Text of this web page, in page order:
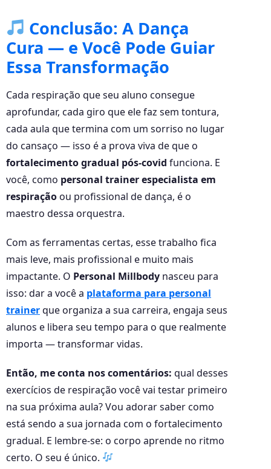
Conclusão: A Dança
Cura — e Você Pode Guiar
Essa Transformação
Cada respiração que seu aluno consegue
aprofundar, cada giro que ele faz sem tontura,
cada aula que termina com um sorriso no lugar
do cansaço — isso é a prova viva de que o
fortalecimento gradual pós-covid funciona. E
você, como personal trainer especialista em
respiraçãoou profissional de dança, é o
maestro dessa orquestra.
Com as ferramentas certas, esse trabalho fica
mais leve, mais profissional e muito mais
impactante. O Personal Millbody nasceu para
isso: dar a você a plataforma para personal
trainerque organiza a sua carreira, engaja seus
alunos e libera seu tempo para o que realmente
importa — transformar vidas.
Então, me conta nos comentários: qual desses
exercícios de respiração você vai testar primeiro
na sua próxima aula? Vou adorar saber como
está sendo a sua jornada com o fortalecimento
gradual. E lembre-se: o corpo aprende no ritmo
certo. O seu é único.